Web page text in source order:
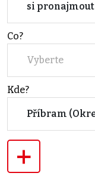
si pronajmout
Co?
Vyberte
Kde?
Příbram
+